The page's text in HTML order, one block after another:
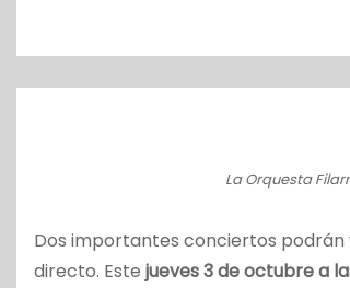
La Orquesta
Dos importantes conciertos
directo. Este jueves 3 de octubre a